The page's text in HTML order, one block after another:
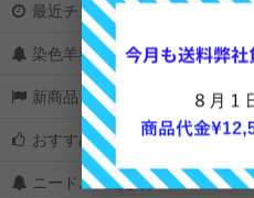
最近チェックしたアイテム
染色羊毛の選び方
新商品＆再入荷
おすすめ
ニードルの選び方